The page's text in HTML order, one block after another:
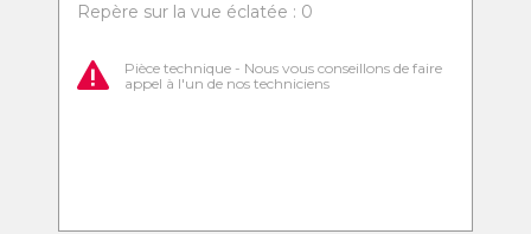
Repère sur la vue éclatée : 0
Pièce technique - Nous vous conseillons de faire
appel à l'un de nos techniciens